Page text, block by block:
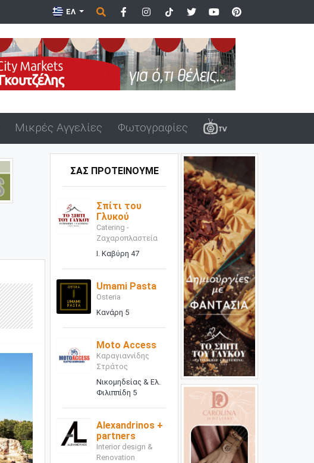
ΕΛ
Μικρές Αγγελίες Φωτογραφίες
ΣΑΣ ΠΡΟΤΕΙΝΟΥΜΕ
Σπίτι του
Γλυκού
Catering -
Ζαχαροπλαστεία
Ι. Καβύρη 47
Umami Pasta
Osteria
Κανάρη 5
Moto Access
Καραγιαννίδης
Στράτος
Νικομηδείας & Ελ.
Φιλιππίδη 5
Alexandrinos +
partners
Interior design &
Renovation